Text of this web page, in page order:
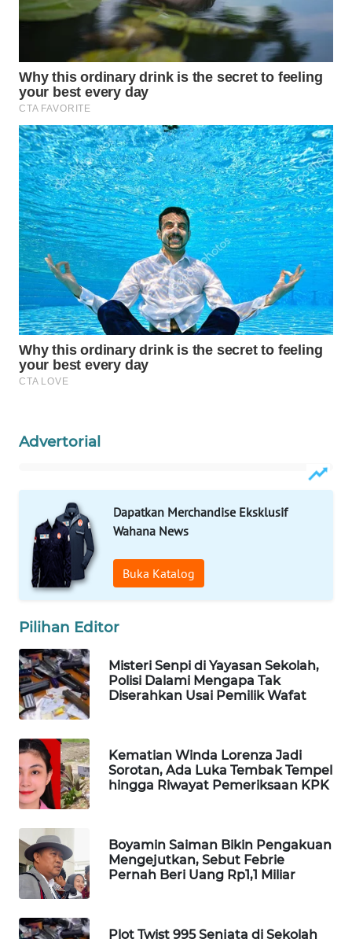
Advertorial
Dapatkan Merchandise Eksklusif
Wahana News
Buka Katalog
Pilihan Editor
Misteri Senpi di Yayasan Sekolah,
Polisi Dalami Mengapa Tak
Diserahkan Usai Pemilik Wafat
Kematian Winda Lorenza Jadi
Sorotan, Ada Luka Tembak Tempel
hingga Riwayat Pemeriksaan KPK
Boyamin Saiman Bikin Pengakuan
Mengejutkan, Sebut Febrie
Pernah Beri Uang Rp1,1 Miliar
Plot Twist 995 Senjata di Sekolah
WAHANA
WAHANA
TV
WAHANANEWS
ID
WAHANANEWS
CO ID
WAHANANEWS
NET
WAHANA
SPORT
WAHANA
UMKM
SELEB
PERSONA
WAHANA
OTOMOTIF
WAHANA
WAHANA
DESA
WISATA
WAHANA
Wahana
Network
KONSUMEN
LISTRIK
MASYARAKAT